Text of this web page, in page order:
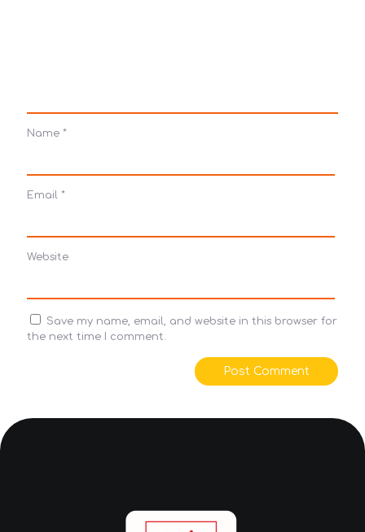
Name *
Email *
Website
Save my name, email, and website in this browser for
the next time I comment.